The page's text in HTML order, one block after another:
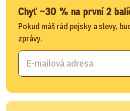
Chyť −30 % na první 2
Pokud máš rád pejsky a slevy,
zprávy.